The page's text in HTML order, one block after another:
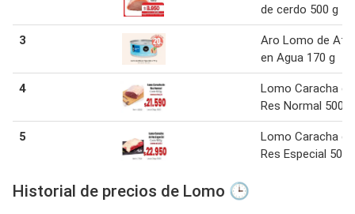
de cerdo 500 g
3
Aro Lomo de
en Agua 170 g
4
Lomo Caracha de
Res Normal 500g
5
Lomo Caracha de
Res Especial 500g
Historial de precios de Lomo 🕒